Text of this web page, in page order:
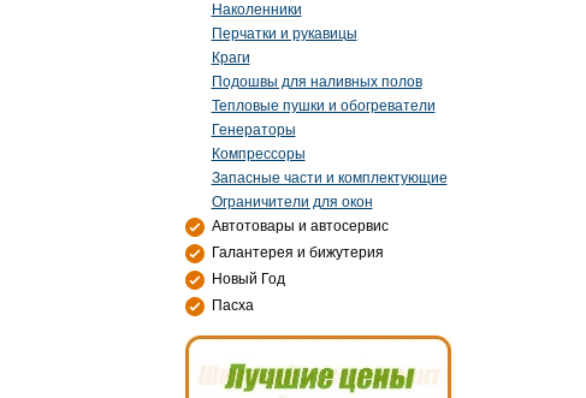
Наколенники
Перчатки и рукавицы
Краги
Подошвы для наливных полов
Тепловые пушки и обогреватели
Генераторы
Компрессоры
Запасные части и комплектующие
Ограничители для окон
Автотовары и автосервис
Галантерея и бижутерия
Новый Год
Пасха